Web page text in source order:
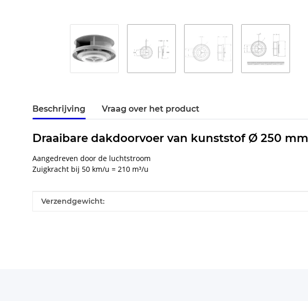
Beschrijving Vraag over het product
Draaibare dakdoorvoer van kunststof Ø 250 mm
Aangedreven door de luchtstroom
Zuigkracht bij 50 km/u = 210 m³/u
#productDetails.itemInformation#
#productDetails.itemValue#
Verzendgewicht: